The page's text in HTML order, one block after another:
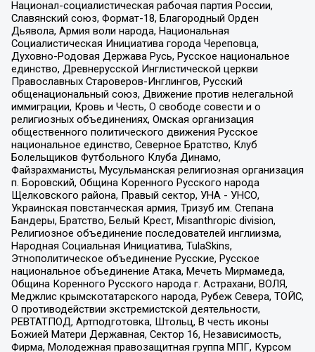
Национал-социалистическая рабочая партия России,
Славянский союз, Формат-18, Благородный Орден
Дьявола, Армия воли народа, Национальная
Социалистическая Инициатива города Череповца,
Духовно-Родовая Держава Русь, Русское национальное
единство, Древнерусской Инглистической церкви
Православных Староверов-Инглингов, Русский
общенациональный союз, Движение против нелегальной
иммиграции, Кровь и Честь, О свободе совести и о
религиозных объединениях, Омская организация
общественного политического движения Русское
национальное единство, Северное Братство, Клуб
Болельщиков Футбольного Клуба Динамо,
Файзрахманисты, Мусульманская религиозная организация
п. Боровский, Община Коренного Русского народа
Щелковского района, Правый сектор, УНА - УНСО,
Украинская повстанческая армия, Тризуб им. Степана
Бандеры, Братство, Белый Крест, Misanthropic division,
Религиозное объединение последователей инглиизма,
Народная Социальная Инициатива, TulaSkins,
Этнополитическое объединение Русские, Русское
национальное объединение Атака, Мечеть Мирмамеда,
Община Коренного Русского народа г. Астрахани, ВОЛЯ,
Меджлис крымскотатарского народа, Рубеж Севера, ТОЙС,
О противодействии экстремистской деятельности,
РЕВТАТПОД, Артподготовка, Штольц, В честь иконы
Божией Матери Державная, Сектор 16, Независимость,
Фирма, Молодежная правозащитная группа МПГ, Курсом